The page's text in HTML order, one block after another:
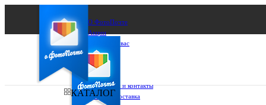
О ФотоПочте
Акции
Сделаем за вас
Бизнесу
FAQ
Франшиза
Поддержка и контакты
Оплата и доставка
КАТАЛОГ